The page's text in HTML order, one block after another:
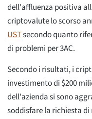
dell'affluenza positiva
criptovalute lo scorso
USTsecondo quanto
di problemi per 3AC.
Secondo i risultati, i
investimento di $200
dell'azienda si sono
soddisfare la richiesta di